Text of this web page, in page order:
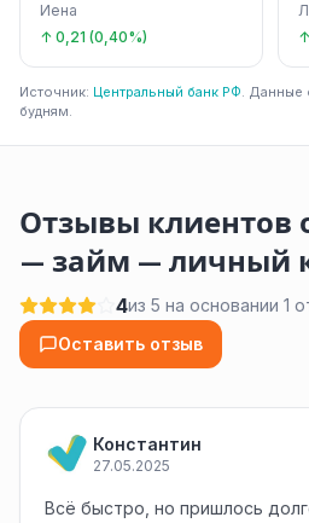
Иена
↑ 0,21 (0,40%)
Источник: Центральный банк РФ. Данные
будням.
Отзывы клиентов
— займ — личный
4из 5 на основании 1
Оставить отзыв
Константин
27.05.2025
Всё быстро, но пришлось